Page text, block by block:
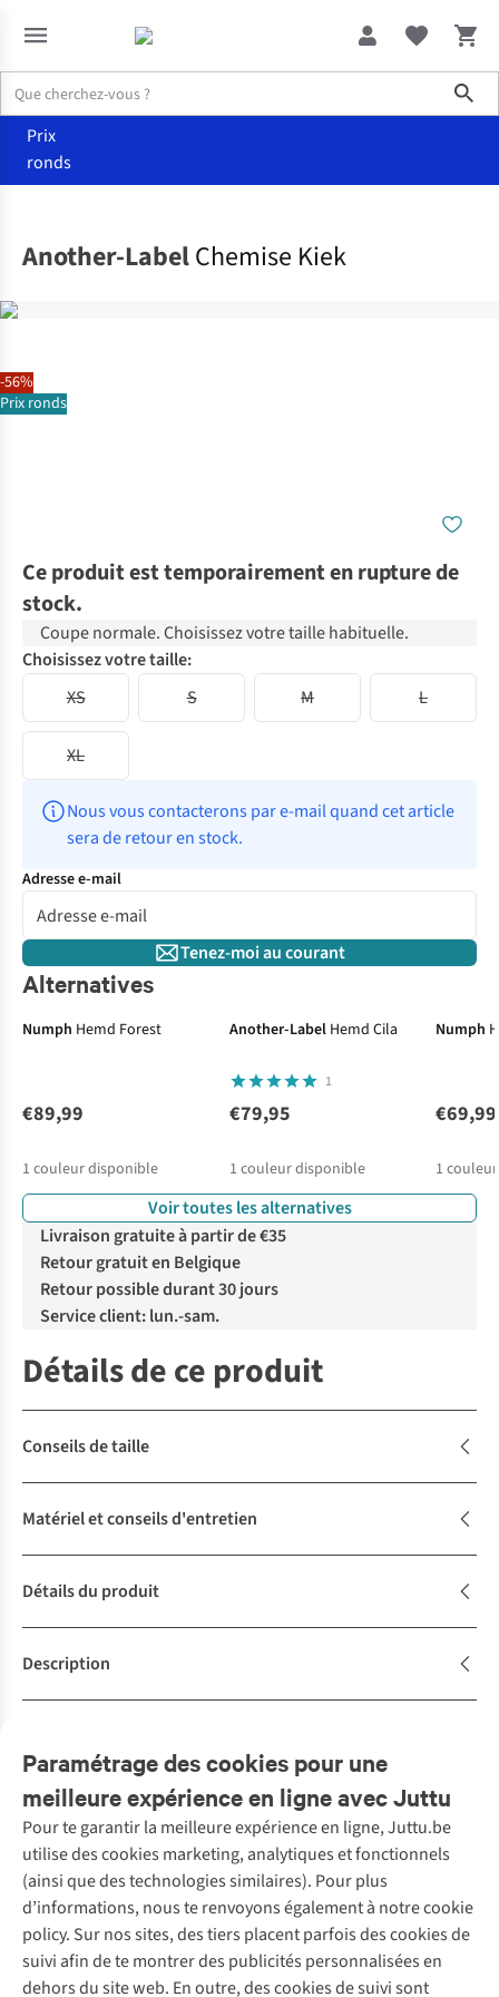
Prix
ronds
-56%
Prix ronds
Another-LabelChemise Kiek
Ce produit est temporairement en rupture de
stock.
Coupe normale. Choisissez votre taille habituelle.
Choisissez votre taille:
XS
S M L
XL
Nous vous contacterons par e-mail quand cet article
sera de retour en stock.
Adresse e-mail
Tenez-moi au courant
Alternatives
Numph Hemd Forest
€89,99
1 couleur disponible
Another-Label Hemd Cila
1
€79,95
1 couleur disponible
Numph
€69,99
1
Voir toutes les alternatives
Livraison gratuite à partir de €35
Retour gratuit en Belgique
Retour possible durant 30 jours
Service client: lun.-sam.
Détails de ce produit
Conseils de taille
Matériel et conseils d'entretien
Détails du produit
Description
Complétez le look
Achète la tenue
Paramétrage des cookies pour une
meilleure expérience en ligne avec Juttu
Pour te garantir la meilleure expérience en ligne, Juttu.be
utilise des cookies marketing, analytiques et fonctionnels
(ainsi que des technologies similaires). Pour plus
d’informations, nous te renvoyons également à notre cookie
policy. Sur nos sites, des tiers placent parfois des cookies de
suivi afin de te montrer des publicités personnalisées en
dehors du site web. En outre, des cookies de suivi sont
Service client
Questions fréquentes
Commander
Payer
10 % réduction étudiants
Nos services
Vintage - ReJUsed
Atelier de couture
Juttu